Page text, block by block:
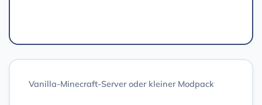
Vanilla-Minecraft-Server oder kleiner Modpack